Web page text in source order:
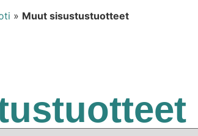
» Muut sisustustuotteet